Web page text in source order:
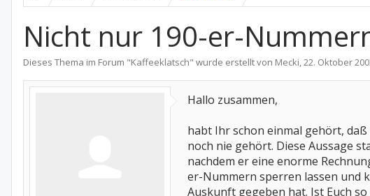
Nicht nur 190-er-
Dieses Thema im Forum "Kaffeeklatsch" wurde erstellt von Mecki,22. Oktober
Hallo zusammen,
habt Ihr schon einmal gehört, daß
noch nie gehört. Diese Aussage
nachdem er eine enorme
er-Nummern sperren lassen und
Auskunft gegeben hat. Ist Euch